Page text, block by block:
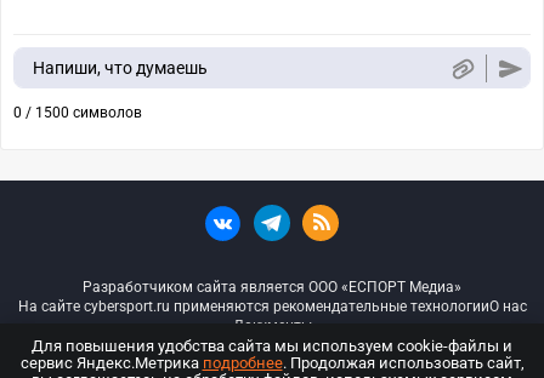
Напиши, что думаешь
0 / 1500 символов
Разработчиком сайта является ООО «ЕСПОРТ Медиа»
На сайте cybersport.ru применяются рекомендательные технологииО нас
Документы
© ООО «Киберспорт.ру» — Все права защищены
Для повышения удобства сайта мы используем cookie-файлы и
сервис Яндекс.Метрика подробнее. Продолжая использовать сайт,